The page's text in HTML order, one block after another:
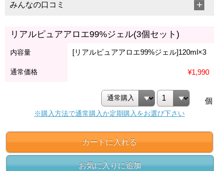
みんなの口コミ
リアルピュアアロエ99%ジェル(3個セット)
内容量 [リアルピュアアロエ99%ジェル]120ml×3
通常価格 ¥1,990
個
※購入方法で通常購入か定期購入をお選び下さい
カートに入れる
お気に入りに追加